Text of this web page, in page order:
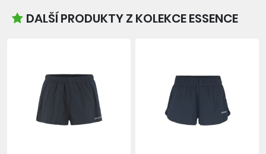
DALŠÍ PRODUKTY Z KOLEKCE ESSENCE